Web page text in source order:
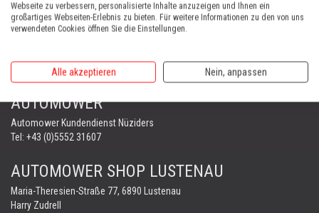
Fax: +43 (0)5552 66745
office@vonblon.cc
AUTOMOWER
PORTABLE WINCH
AUTOMOWER
Automower Kundendienst Nüziders
Tel: +43 (0)5552 31607
AUTOMOWER SHOP LUSTENAU
Maria-Theresien-Straße 77, 6890 Lustenau
Harry Zudrell
Webseite zu verbessern, personalisierte Inhalte anzuzeigen und Ihnen ein
großartiges Webseiten-Erlebnis zu bieten. Für weitere Informationen zu den von uns
verwendeten Cookies öffnen Sie die Einstellungen.
Alle akzeptieren Nein, anpassen